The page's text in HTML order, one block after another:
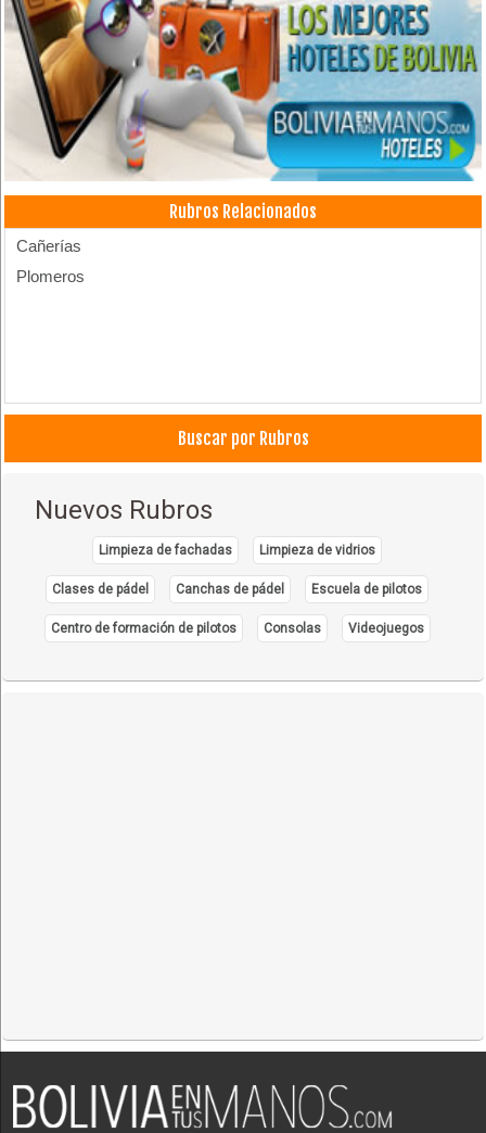
Rubros Relacionados
Cañerías
Plomeros
Buscar por Rubros
Nuevos Rubros
Limpieza de fachadas Limpieza de vidrios
Clases de pádel Canchas de pádel Escuela de pilotos
Centro de formación de pilotos Consolas Videojuegos